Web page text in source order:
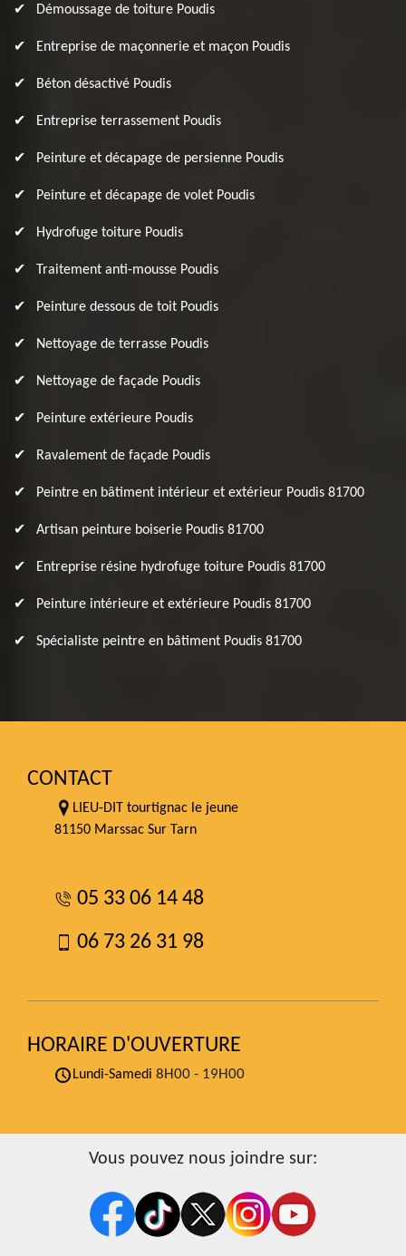
Démoussage de toiture Poudis
Entreprise de maçonnerie et maçon Poudis
Béton désactivé Poudis
Entreprise terrassement Poudis
Peinture et décapage de persienne Poudis
Peinture et décapage de volet Poudis
Hydrofuge toiture Poudis
Traitement anti-mousse Poudis
Peinture dessous de toit Poudis
Nettoyage de terrasse Poudis
Nettoyage de façade Poudis
Peinture extérieure Poudis
Ravalement de façade Poudis
Peintre en bâtiment intérieur et extérieur Poudis 81700
Artisan peinture boiserie Poudis 81700
Entreprise résine hydrofuge toiture Poudis 81700
Peinture intérieure et extérieure Poudis 81700
Spécialiste peintre en bâtiment Poudis 81700
CONTACT
LIEU-DIT tourtignac le jeune
81150 Marssac Sur Tarn
05 33 06 14 48
06 73 26 31 98
HORAIRE D'OUVERTURE
Lundi-Samedi 8H00 - 19H00
Vous pouvez nous joindre sur: